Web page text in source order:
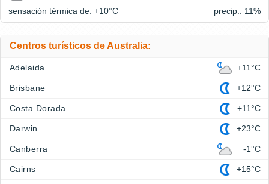
sensación térmica de: +10°C precip.: 11%
Centros turísticos de Australia:
Adelaida +11°C
Brisbane +12°C
Costa Dorada +11°C
Darwin +23°C
Canberra -1°C
Cairns +15°C